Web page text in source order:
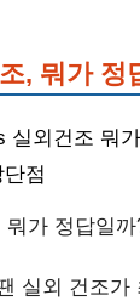
, 뭐가 정
실외건조 뭐
점
가 정답일까
실외 건조가